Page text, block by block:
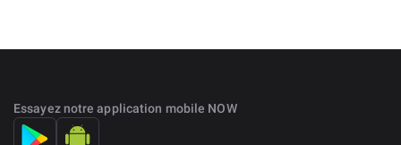
Essayez notre application mobile NOW